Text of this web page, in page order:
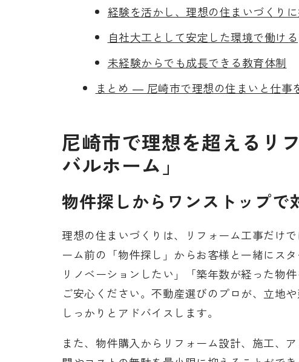
経験を活かし、理想の住まいづくり
自社大工として安定した環境で働ける
未経験からでも成長できる教育体制
まとめ ― 尼崎市で理想の住まいと仕事
尼崎市で理想を超えるリ
バルホーム」
物件探しからワンストップで
理想の住まいづくりは、リフォーム工事だけ
ーム前の「物件探し」からお客様と一緒にス
リノベーションしたい」「築年数が経った物
ご安心ください。不動産選びのプロが、立地
しっかりとアドバイスします。
また、物件購入からリフォーム設計、施工、